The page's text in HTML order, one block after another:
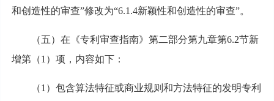
和创造性的审查”修改为“6.1.4新颖性和创造性的审查”。
（五）在《专利审查指南》第二部分第九章第6.2节新
增第（1）项，内容如下：
（1）包含算法特征或商业规则和方法特征的发明专利